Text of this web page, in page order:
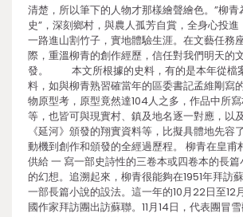
清楚，所以筆下的人物才那樣繪聲繪色。”柳青
史”，深刻鄉村，與農人孤芳自賞，全身心投
一路進山割竹子，實地體驗生涯。在文藝任務
際，重溫柳青的創作經歷，信任對我們明天的
發。 本文所根據的史料，有的是本年從檔
料，如與柳青熟習確當年的區委書記孟維剛寫
物原型考，原型竟然達104人之多，作品中所
等，也皆可與現實村、鎮及地名逐一對應，以
《延河》頒發的翔實資料等，比擬具體地先容
動機到創作和頒發的全經過歷程。 柳青在皇甫
供給 一 寫一部史詩性的三卷本或四卷本的長
的幻想。追溯起來，柳青很能夠在1951年拜訪
一部長篇小說的設法。這一年的10月22日至12
國作家拜訪團出訪蘇聯。11月14日，代表團冒